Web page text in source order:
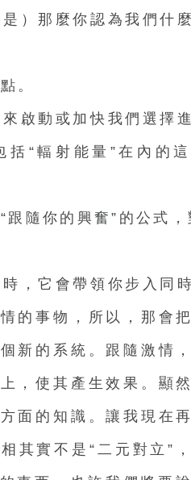
）那麼你認為我們什
。
啟動或加快我們選擇
“輻射能量”在內的
隨你的興奮”的公式，
，它會帶領你步入同
的事物，所以，那會
新的系統。跟隨激情
，使其產生效果。顯
面的知識。讓我現在
其實不是“二元對立”